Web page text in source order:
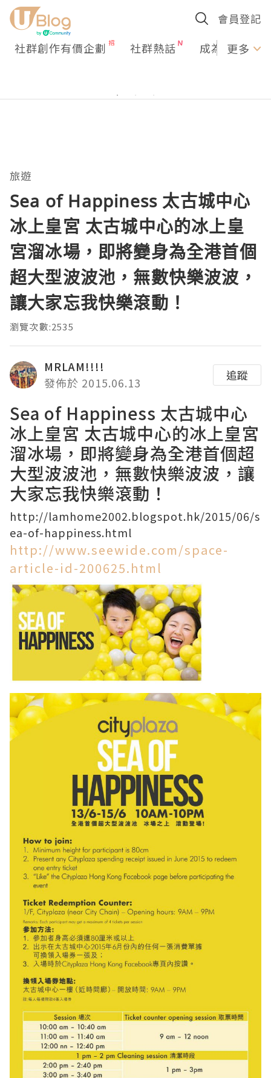
會員登記
社群創作有價企劃 社群熱話 成為U更多
旅遊
Sea of Happiness 太古城中心
冰上皇宮 太古城中心的冰上皇
宮溜冰場，即將變身為全港首個
超大型波波池，無數快樂波波，
讓大家忘我快樂滾動！
瀏覽次數:2535
MRLAM!!!!
發佈於 2015.06.13
追蹤
Sea of Happiness 太古城中心
冰上皇宮 太古城中心的冰上皇宮
溜冰場，即將變身為全港首個超
大型波波池，無數快樂波波，讓
大家忘我快樂滾動！
http://lamhome2002.blogspot.hk/2015/06/s
ea-of-happiness.html
http://www.seewide.com/space-
article-id-200625.html